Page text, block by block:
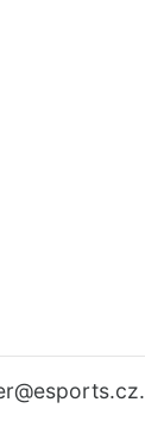
@esports.cz.